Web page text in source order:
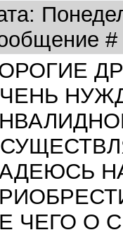
ЧЕГО О